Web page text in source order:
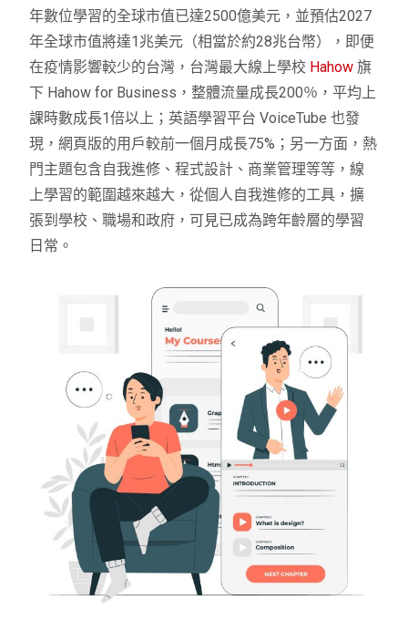
年數位學習的全球市值已達2500億美元，並預估2027
年全球市值將達1兆美元（相當於約28兆台幣），即便
在疫情影響較少的台灣，台灣最大線上學校 Hahow 旗
下 Hahow for Business，整體流量成長200％，平均上
課時數成長1倍以上；英語學習平台 VoiceTube 也發
現，網頁版的用戶較前一個月成長75%；另一方面，熱
門主題包含自我進修、程式設計、商業管理等等，線
上學習的範圍越來越大，從個人自我進修的工具，擴
張到學校、職場和政府，可見已成為跨年齡層的學習
日常。